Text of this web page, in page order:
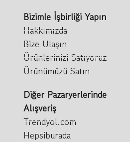
Bizimle İşbirliği Yapın
Hakkımızda
Bize Ulaşın
Ürünlerinizi Satıyoruz
Ürünümüzü Satın
Diğer Pazaryerlerinde
Alışveriş
Trendyol.com
Hepsiburada